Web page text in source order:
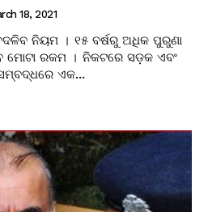
18, 2021
ନିୟମ । ୧୫ ବର୍ଷରୁ ଅଧିକ ପୁରୁଣା
ମୋଟା ରକମ । ନିକଟରେ ସଡ଼କ ଏବଂ
ଏକ...